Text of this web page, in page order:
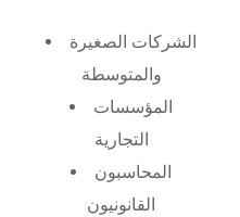
الشركات الصغيرة
والمتوسطة
المؤسسات
التجارية
المحاسبون
القانونيون